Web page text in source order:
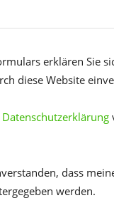
erklären Sie
diese Website
Datenschutzerklärung
dass
werden.